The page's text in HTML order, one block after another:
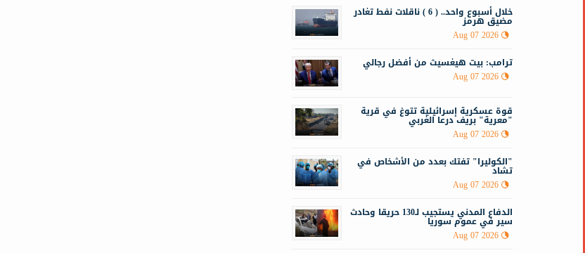
خلال أسبوع واحد.. ( 6 ) ناقلات نفط تغادر
مضيق هرمز
Aug 07 2026
ترامب: بيت هيغسيث من أفضل رجالي
Aug 07 2026
قوة عسكرية إسرائيلية تتوغ في قرية
"معرية" بريف درعا الغربي
Aug 07 2026
"الكوليرا" تفتك بعدد من الأشخاص في
تشاد
Aug 07 2026
الدفاع المدني يستجيب لـ130 حريقا وحادث
سير في عموم سوريا
Aug 07 2026